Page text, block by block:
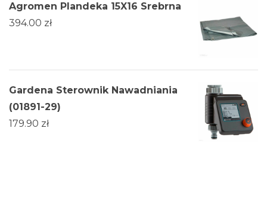
Agromen Plandeka 15X16 Srebrna
394.00 zł
Gardena Sterownik Nawadniania
(01891-29)
179.90 zł